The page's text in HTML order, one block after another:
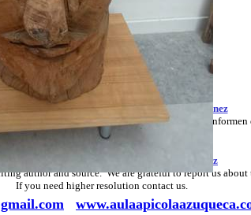
fotografías son propiedad de
Agustín Arias Martínez
citando autor y procedencia, agradecemos nos informen
Si necesita mayores resoluciones solicítelo
pictures are property of
Agustín Arias Martínez
author and source. We are grateful to report us about
If you need higher resolution contact us.